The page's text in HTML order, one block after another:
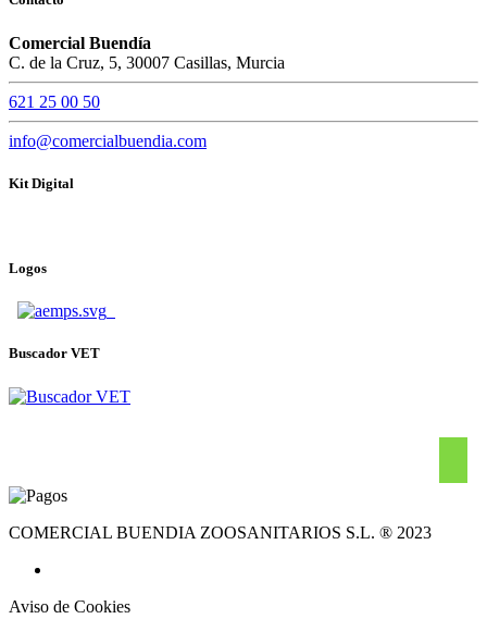
Comercial Buendía
C. de la Cruz, 5, 30007 Casillas, Murcia
621 25 00 50
info@comercialbuendia.com
Kit Digital
Logos
Buscador VET
COMERCIAL BUENDIA ZOOSANITARIOS S.L. ® 2023
Aviso de Cookies